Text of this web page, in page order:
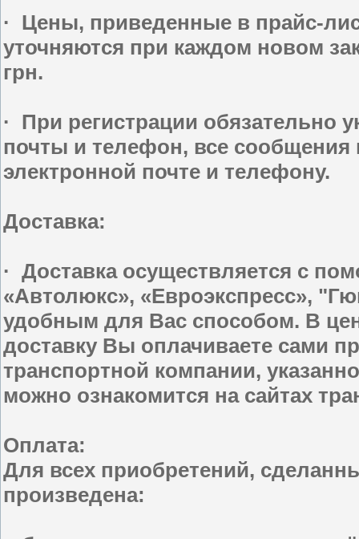
· Цены, приведенные в прайс-
уточняются при каждом новом
грн.
· При регистрации обязательно
почты и телефон, все сообщения
электронной почте и телефону.
Доставка:
· Доставка осуществляется с
«Автолюкс», «Евроэкспресс»,
удобным для Вас способом. В
доставку Вы оплачиваете сами
транспортной компании,
можно ознакомится на сайтах
Оплата:
Для всех приобретений,
произведена: